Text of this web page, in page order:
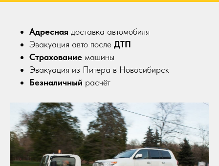
Адресная доставка автомобиля
Эвакуация авто после ДТП
Страхование машины
Эвакуация из Питера в Новосибирск
Безналичный расчёт